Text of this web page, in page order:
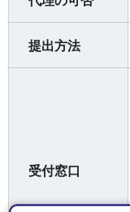
提出方法
受付窓口